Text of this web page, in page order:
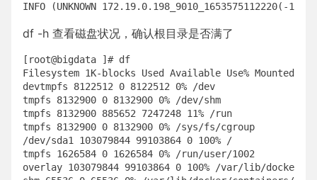
df -h 查看磁盘状况，确认根目录是否满了
[root@bigdata ]# df
Filesystem 1K-blocks Used Available Use% Mounted on
devtmpfs 8122512 0 8122512 0% /dev
tmpfs 8132900 0 8132900 0% /dev/shm
tmpfs 8132900 885652 7247248 11% /run
tmpfs 8132900 0 8132900 0% /sys/fs/cgroup
/dev/sda1 103079844 99103864 0 100% /
tmpfs 1626584 0 1626584 0% /run/user/1002
overlay 103079844 99103864 0 100% /var/lib/docker/